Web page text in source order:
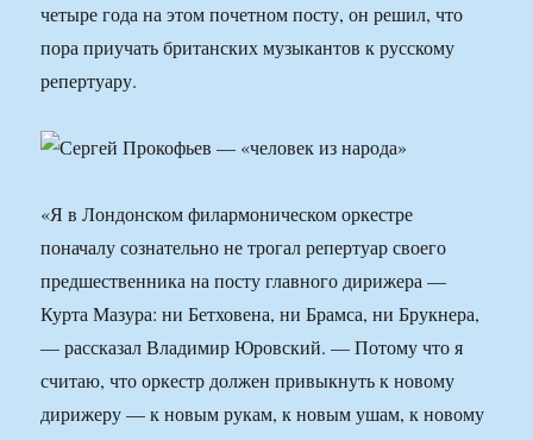
четыре года на этом почетном посту, он решил, что
пора приучать британских музыкантов к русскому
репертуару.
«Я в Лондонском филармоническом оркестре
поначалу сознательно не трогал репертуар своего
предшественника на посту главного дирижера —
Курта Мазура: ни Бетховена, ни Брамса, ни Брукнера,
— рассказал Владимир Юровский. — Потому что я
считаю, что оркестр должен привыкнуть к новому
дирижеру — к новым рукам, к новым ушам, к новому